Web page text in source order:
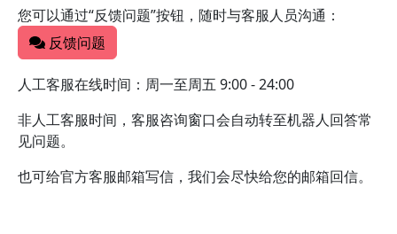
您可以通过“反馈问题”按钮，随时与客服人员沟通：
反馈问题
人工客服在线时间：周一至周五 9:00 - 24:00
非人工客服时间，客服咨询窗口会自动转至机器人回答常
见问题。
也可给官方客服邮箱写信，我们会尽快给您的邮箱回信。